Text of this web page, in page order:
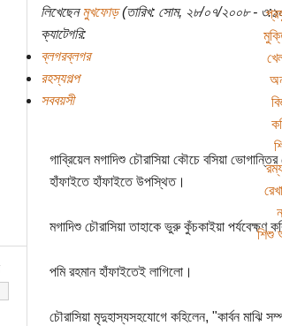
শিশু
লিখেছেনমুখফোড়(তারিখ: সোম, ২৮/০৭/২০০৮ -
ক্যাটেগরি:
ব্লগরব্লগর
রহস্যগল্প
সববয়সী
গাব্রিয়েল মগাদিশু চৌরাসিয়া কৌচে বসিয়া
হাঁফাইতে হাঁফাইতে উপস্থিত।
মগাদিশু চৌরাসিয়া তাহাকে ভুরু কুঁচকাইয়া
পমি রহমান হাঁফাইতেই লাগিলো।
চৌরাসিয়া মৃদুহাস্যসহযোগে কহিলেন, "কার্বন মাঝি